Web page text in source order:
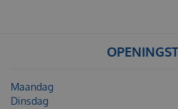
Maandag
Dinsdag